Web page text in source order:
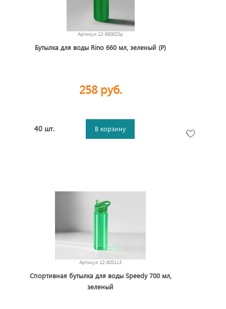
Артикул 12-880023p
Бутылка для воды Rino 660 мл, зеленый (Р)
258 руб.
40 шт. В корзину
Артикул 12-820113
Спортивная бутылка для воды Speedy 700 мл,
зеленый